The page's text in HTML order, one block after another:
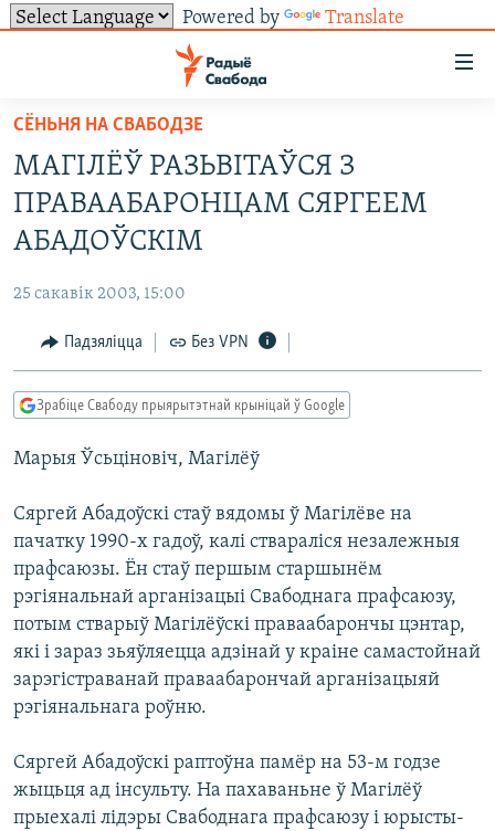
Powered by Translate
ўнівэрсальнага
доступу
Перайсьці
да
галоўнага
зьместу
да
навігацыі
Перайсьці
да
ВІДЭА І ФОТА
ЭКАНОМІКА
ПАЛІТВЯЗЬНІ
КУЛЬТУРА
КАЛЯНДАР
ТЭСТЫ
ГІСТОРЫЯ НА СВАБОДЗЕ
ПАДКАСТЫ
PREMIUM
МОВА
НА ХВАЛЯХ СВАБОДЫ
СУВЯЗЬ
ПАДЗЯЛІЦЦА ІНФАРМАЦЫЯЙ
ПАДКАСТЫ
Усе сайты РС/РСЭ
СЁНЬНЯ НА СВАБОДЗЕ
МАГІЛЁЎ РАЗЬВІТАЎСЯ З
ПРАВААБАРОНЦАМ СЯРГЕЕМ
АБАДОЎСКІМ
25 сакавік 2003, 15:00
Падзяліцца Без VPN
Зрабіце Свабоду прыярытэтнай крыніцай ў Google
Марыя Ўсьціновіч, Магілёў
Сяргей Абадоўскі стаў вядомы ў Магілёве на
пачатку 1990-х гадоў, калі ствараліся незалежныя
прафсаюзы. Ён стаў першым старшынём
рэгіянальнай арганізацыі Свабоднага прафсаюзу,
потым стварыў Магілёўскі праваабарончы цэнтар,
які і зараз зьяўляецца адзінай у краіне самастойнай
зарэгістраванай праваабарончай арганізацыяй
рэгіянальнага роўню.
Сяргей Абадоўскі раптоўна памёр на 53-м годзе
жыцьця ад інсульту. На пахаваньне ў Магілёў
прыехалі лідэры Свабоднага прафсаюзу і юрысты-